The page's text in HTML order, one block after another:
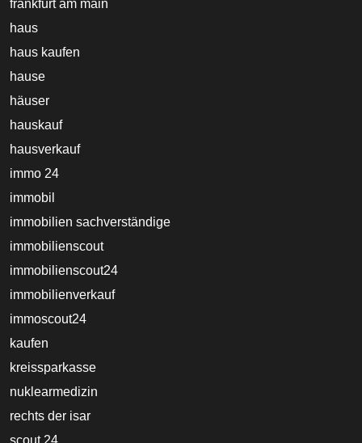
frankfurt am main
haus
haus kaufen
hause
häuser
hauskauf
hausverkauf
immo 24
immobil
immobilien sachverständige
immobilienscout
immobilienscout24
immobilienverkauf
immoscout24
kaufen
kreissparkasse
nuklearmedizin
rechts der isar
scout 24